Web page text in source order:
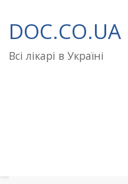
до
вмісту
DOC.CO.UA
Всі лікарі в Україні